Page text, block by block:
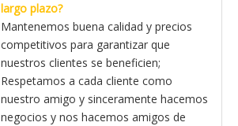
largo plazo?
Mantenemos buena calidad y precios
competitivos para garantizar que
nuestros clientes se beneficien;
Respetamos a cada cliente como
nuestro amigo y sinceramente hacemos
negocios y nos hacemos amigos de